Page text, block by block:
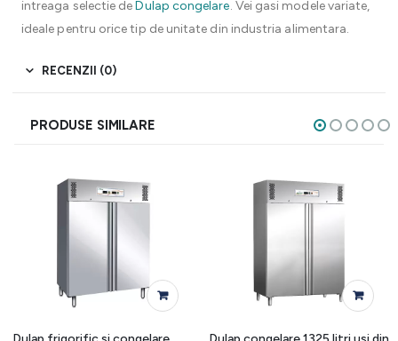
intreaga selectie deDulap congelare. Vei gasi modele variate,
ideale pentru orice tip de unitate din industria alimentara.
RECENZII (0)
PRODUSE SIMILARE